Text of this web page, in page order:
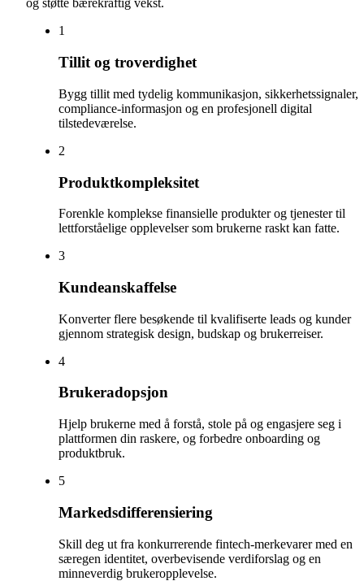
og støtte bærekraftig vekst.
1
Tillit og troverdighet
Bygg tillit med tydelig kommunikasjon, sikkerhetssignaler,
compliance-informasjon og en profesjonell digital
tilstedeværelse.
2
Produktkompleksitet
Forenkle komplekse finansielle produkter og tjenester til
lettforståelige opplevelser som brukerne raskt kan fatte.
3
Kundeanskaffelse
Konverter flere besøkende til kvalifiserte leads og kunder
gjennom strategisk design, budskap og brukerreiser.
4
Brukeradopsjon
Hjelp brukerne med å forstå, stole på og engasjere seg i
plattformen din raskere, og forbedre onboarding og
produktbruk.
5
Markedsdifferensiering
Skill deg ut fra konkurrerende fintech-merkevarer med en
særegen identitet, overbevisende verdiforslag og en
minneverdig brukeropplevelse.